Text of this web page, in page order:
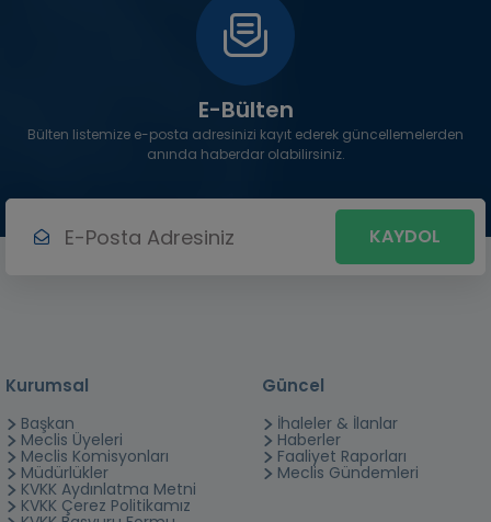
E-Bülten
Bülten listemize e-posta adresinizi kayıt ederek güncellemelerden
anında haberdar olabilirsiniz.
KAYDOL
Kurumsal
Başkan
Meclis Üyeleri
Meclis Komisyonları
Müdürlükler
KVKK Aydınlatma Metni
KVKK Çerez Politikamız
Güncel
İhaleler & İlanlar
Haberler
Faaliyet Raporları
Meclis Gündemleri